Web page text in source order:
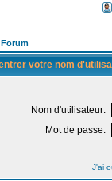
votre nom
Nom d'utilisateur:
Mot de passe:
J'ai